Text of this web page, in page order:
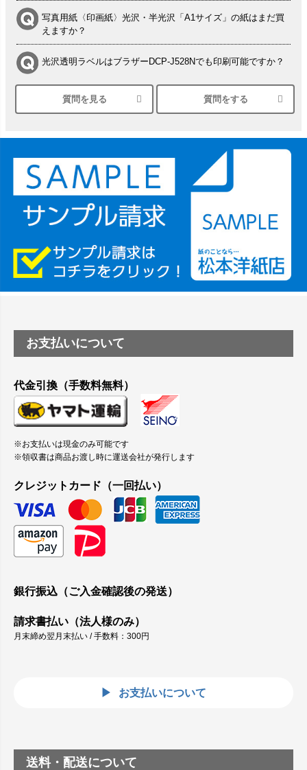
写真用紙〈印画紙〉光沢・半光沢「A1サイズ」の紙はまだ買
えますか？
光沢透明ラベルはブラザーDCP-J528Nでも印刷可能ですか？
シルバーペーパーにEPSON EP-30VAで印刷するときの設定
は？
ーSC-P8050に対応してますか
塩ビのロール紙で離型紙が透明の商品はありますか
つや消し半透明ラベルのロールタイプはありますか？
縦420mm×横650mmの包装紙に適した紙はありますか？
質問を見る 質問をする
お支払いについて
代金引換（手数料無料）
※お支払いは現金のみ可能です
※領収書は商品お渡し時に運送会社が発行します
クレジットカード（一回払い）
銀行振込（ご入金確認後の発送）
請求書払い（法人様のみ）
月末締め翌月末払い / 手数料：300円
お支払いについて
送料・配送について